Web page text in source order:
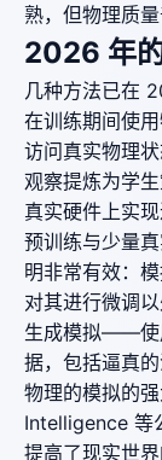
熟，但物理质
2026 年
几种方法已在
在训练期间使
访问真实物理
观察提炼为学
真实硬件上实
预训练与少量
明非常有效：
对其进行微调以
生成模拟——使
据，包括逼真
物理的模拟的
Intelligence 等
提高了现实世界